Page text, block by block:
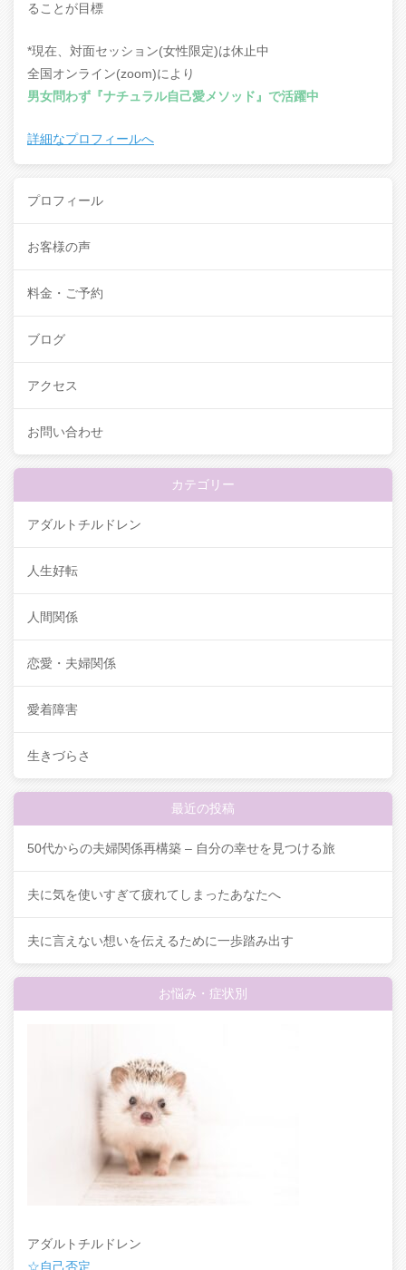
ることが目標
*現在、対面セッション(女性限定)は休止中
全国オンライン(zoom)により
男女問わず『ナチュラル自己愛メソッド』で活躍中
詳細なプロフィールへ
プロフィール
お客様の声
料金・ご予約
ブログ
アクセス
お問い合わせ
カテゴリー
アダルトチルドレン
人生好転
人間関係
恋愛・夫婦関係
愛着障害
生きづらさ
最近の投稿
50代からの夫婦関係再構築 – 自分の幸せを見つける旅
夫に気を使いすぎて疲れてしまったあなたへ
夫に言えない想いを伝えるために一歩踏み出す
お悩み・症状別
アダルトチルドレン
☆自己否定